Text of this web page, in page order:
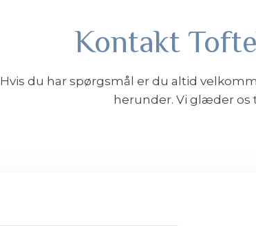
Kontakt
Hvis du har spørgsmål er du altid
herunder. Vi glæder os